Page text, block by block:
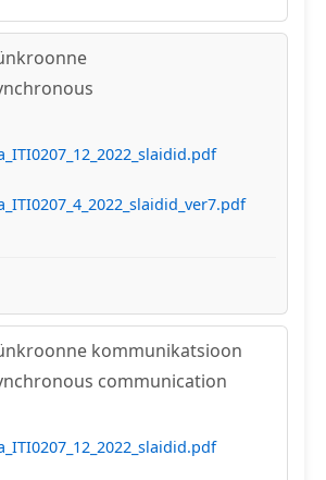
kommunikatsioon
communication